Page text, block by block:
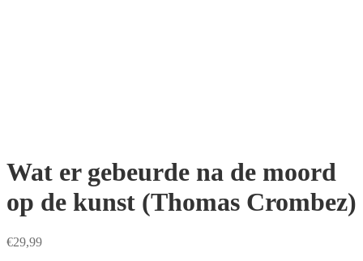
Wat er gebeurde na de moord
op de kunst (Thomas Crombez)
€29,99